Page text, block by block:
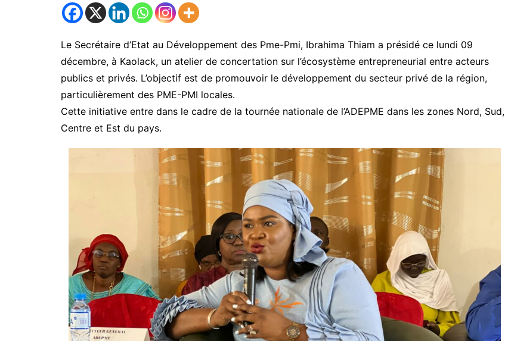
Le Secrétaire d’Etat au Développement des Pme-Pmi, Ibrahima Thiam a présidé ce lundi 09
décembre, à Kaolack, un atelier de concertation sur l’écosystème entrepreneurial entre acteurs
publics et privés. L’objectif est de promouvoir le développement du secteur privé de la région,
particulièrement des PME-PMI locales.
Cette initiative entre dans le cadre de la tournée nationale de l’ADEPME dans les zones Nord, Sud,
Centre et Est du pays.